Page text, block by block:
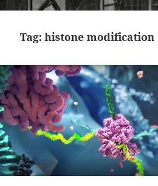
Tag:histone modification